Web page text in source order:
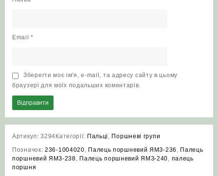
Email*
Зберегти моє ім'я, e-mail, та адресу сайту в цьому
браузері для моїх подальших коментарів.
Артикул:3294Категорії: Пальці
Поршневі групи
Позначок: 236‑1004020 Палець поршневий ЯМЗ‑236
Палець
поршневий ЯМЗ‑238
Палець поршневий ЯМЗ‑240
палець
поршня